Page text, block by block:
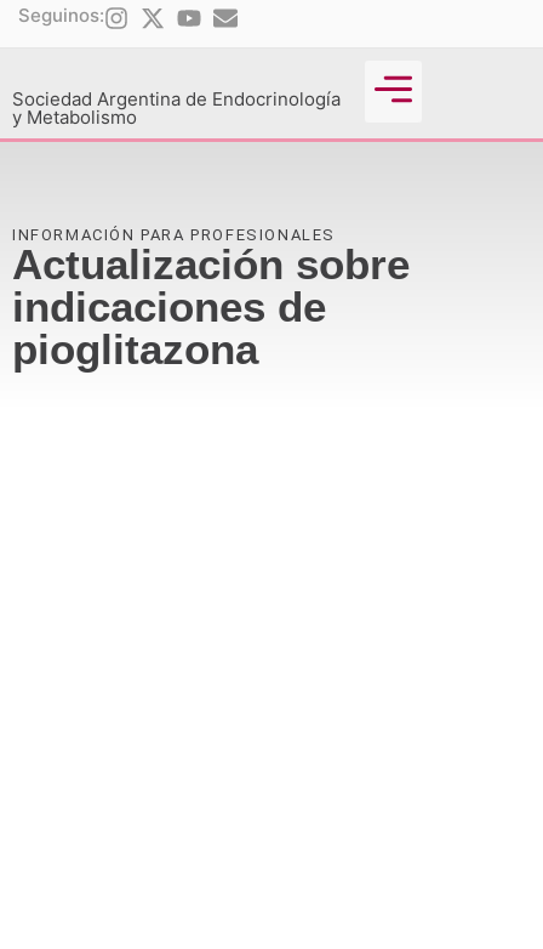
Seguinos:
Sociedad Argentina de Endocrinología
y Metabolismo
INFORMACIÓN PARA PROFESIONALES
Actualización sobre
indicaciones de
pioglitazona